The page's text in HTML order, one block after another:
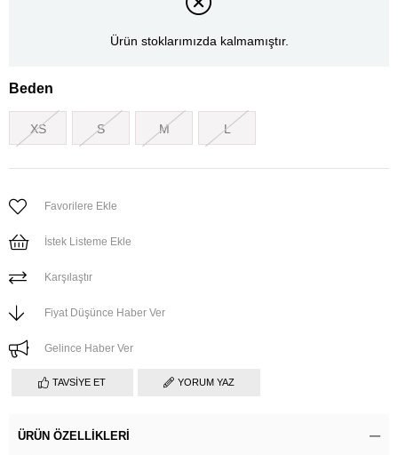
Ürün stoklarımızda kalmamıştır.
Beden
XS S M L
Favorilere Ekle
İstek Listeme Ekle
Karşılaştır
Fiyat Düşünce Haber Ver
Gelince Haber Ver
TAVSIYE ET YORUM YAZ
ÜRÜN ÖZELLIKLERI